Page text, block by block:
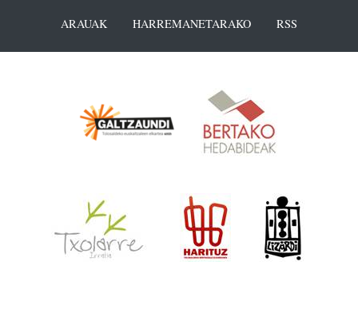
ARAUAK
HARREMANETARAKO RSS